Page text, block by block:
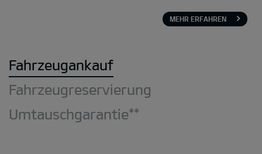
MEHR ERFAHREN
Fahrzeugankauf
Fahrzeugreservierung
Umtauschgarantie**